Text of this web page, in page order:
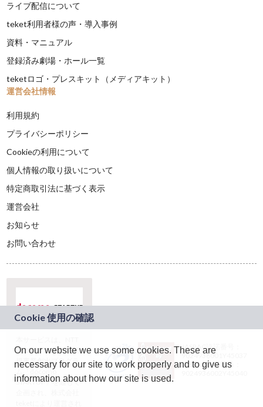
ライブ配信について
teket利用者様の声・導入事例
資料・マニュアル
登録済み劇場・ホール一覧
teketロゴ・プレスキット（メディアキット）
運営会社情報
利用規約
プライバシーポリシー
Cookieの利用について
個人情報の取り扱いについて
特定商取引法に基づく表示
運営会社
お知らせ
お問い合わせ
ドコモグループの新
規事業創出プログラ
ム「docomo
STARTUP」を通じて
JASRAC許諾番号：
9024936001Y45037
JASRAC許諾番号：
On our website we use some cookies. These are
necessary for our site to work properly and to give us
information about how our site is used.